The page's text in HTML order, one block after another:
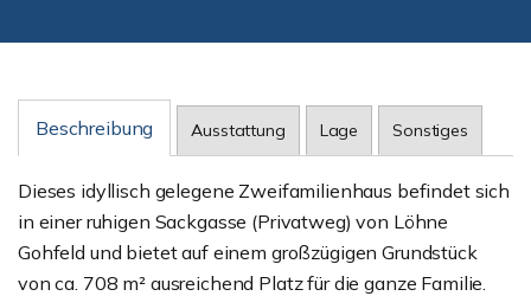
Beschreibung Ausstattung Lage Sonstiges
Dieses idyllisch gelegene Zweifamilienhaus befindet sich
in einer ruhigen Sackgasse (Privatweg) von Löhne
Gohfeld und bietet auf einem großzügigen Grundstück
von ca. 708 m² ausreichend Platz für die ganze Familie.